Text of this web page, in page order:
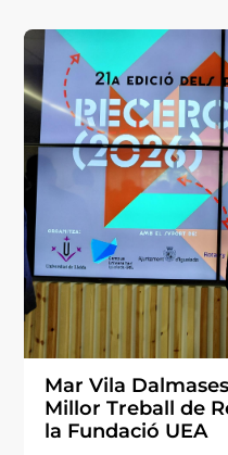
Mar Vila
Millor Treball de
la Fundació UEA